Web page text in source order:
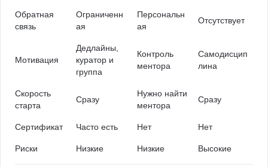
Обратная
связь
Ограниченн
ая
Персональн
ая
Отсутствует
Мотивация
Дедлайны,
куратор и
группа
Контроль
ментора
Самодисцип
лина
Скорость
старта
Сразу
Нужно найти
ментора
Сразу
Сертификат Часто есть Нет Нет
Риски Низкие Низкие Высокие